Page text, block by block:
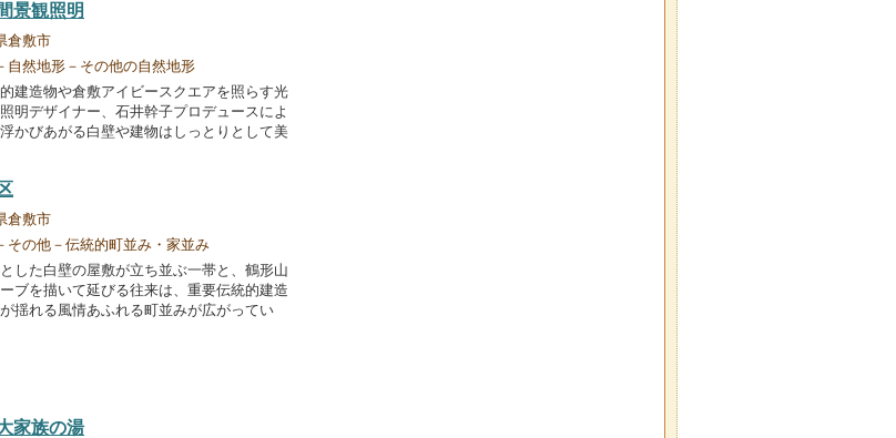
景観照明
倉敷市
自然地形－その他の自然地形
建造物や倉敷アイビースクエアを照らす光
明デザイナー、石井幹子プロデュースによ
かびあがる白壁や建物はしっとりとして美
倉敷市
その他－伝統的町並み・家並み
した白壁の屋敷が立ち並ぶ一帯と、鶴形山
ブを描いて延びる往来は、重要伝統的建造
揺れる風情あふれる町並みが広がってい
家族の湯